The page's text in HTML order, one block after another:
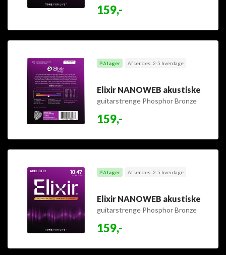
159,-
På lager Afsendes: 2-5 hverdage
Elixir NANOWEB akustiske
guitarstrenge Phosphor Bronze
159,-
På lager Afsendes: 2-5 hverdage
Elixir NANOWEB akustiske
guitarstrenge Phosphor Bronze
159,-